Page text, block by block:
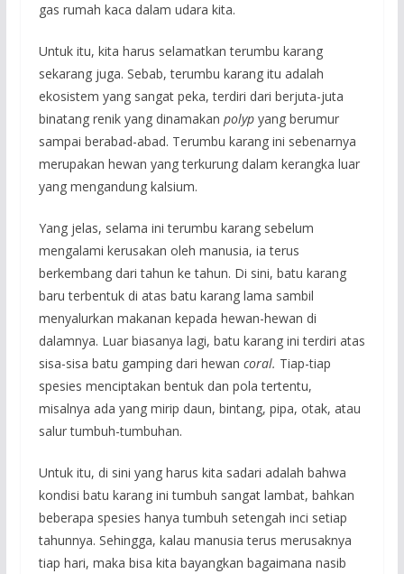
gas rumah kaca dalam udara kita.
Untuk itu, kita harus selamatkan terumbu karang
sekarang juga. Sebab, terumbu karang itu adalah
ekosistem yang sangat peka, terdiri dari berjuta-juta
binatang renik yang dinamakan polypyang berumur
sampai berabad-abad. Terumbu karang ini sebenarnya
merupakan hewan yang terkurung dalam kerangka luar
yang mengandung kalsium.
Yang jelas, selama ini terumbu karang sebelum
mengalami kerusakan oleh manusia, ia terus
berkembang dari tahun ke tahun. Di sini, batu karang
baru terbentuk di atas batu karang lama sambil
menyalurkan makanan kepada hewan-hewan di
dalamnya. Luar biasanya lagi, batu karang ini terdiri atas
sisa-sisa batu gamping dari hewan coral. Tiap-tiap
spesies menciptakan bentuk dan pola tertentu,
misalnya ada yang mirip daun, bintang, pipa, otak, atau
salur tumbuh-tumbuhan.
Untuk itu, di sini yang harus kita sadari adalah bahwa
kondisi batu karang ini tumbuh sangat lambat, bahkan
beberapa spesies hanya tumbuh setengah inci setiap
tahunnya. Sehingga, kalau manusia terus merusaknya
tiap hari, maka bisa kita bayangkan bagaimana nasib